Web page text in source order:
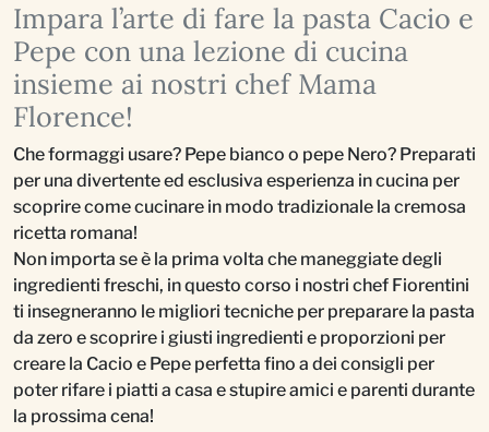
Impara l’arte di fare la pasta Cacio e
Pepe con una lezione di cucina
insieme ai nostri chef Mama
Florence!
Che formaggi usare? Pepe bianco o pepe Nero? Preparati
per una divertente ed esclusiva esperienza in cucina per
scoprire come cucinare in modo tradizionale la cremosa
ricetta romana!
Non importa se è la prima volta che maneggiate degli
ingredienti freschi, in questo corso i nostri chef Fiorentini
ti insegneranno le migliori tecniche per preparare la pasta
da zero e scoprire i giusti ingredienti e proporzioni per
creare la Cacio e Pepe perfetta fino a dei consigli per
poter rifare i piatti a casa e stupire amici e parenti durante
la prossima cena!